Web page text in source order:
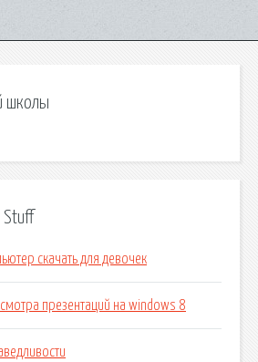
школы
Stuff
скачать для девочек
презентаций на windows 8